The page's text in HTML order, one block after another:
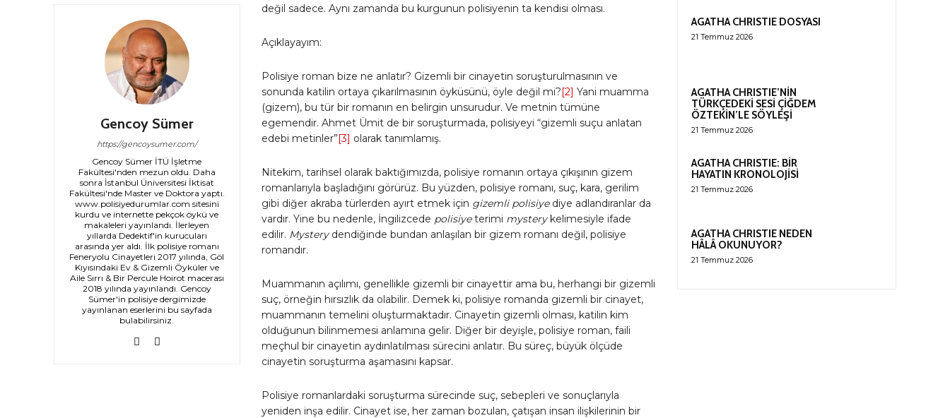
Gencoy Sümer
https://gencoysumer.com/
Gencoy Sümer İTÜ İşletme
Fakültesi'nden mezun oldu. Daha
sonra İstanbul Üniversitesi İktisat
Fakültesi'nde Master ve Doktora yaptı.
www.polisiyedurumlar.com sitesini
kurdu ve internette pekçok öykü ve
makaleleri yayınlandı. İlerleyen
yıllarda Dedektif'in kurucuları
arasında yer aldı. İlk polisiye romanı
Feneryolu Cinayetleri 2017 yılında, Göl
Kıyısındaki Ev & Gizemli Öyküler ve
Aile Sırrı & Bir Percule Hoirot macerası
2018 yılında yayınlandı. Gencoy
Sümer'in polisiye dergimizde
yayınlanan eserlerini bu sayfada
bulabilirsiniz.
değil sadece. Aynı zamanda bu kurgunun polisiyenin ta kendisi olması.
Açıklayayım:
Polisiye roman bize ne anlatır? Gizemli bir cinayetin soruşturulmasının ve
sonunda katilin ortaya çıkarılmasının öyküsünü, öyle değil mi?[2] Yani muamma
(gizem), bu tür bir romanın en belirgin unsurudur. Ve metnin tümüne
egemendir. Ahmet Ümit de bir soruşturmada, polisiyeyi “gizemli suçu anlatan
edebi metinler”[3] olarak tanımlamış.
Nitekim, tarihsel olarak baktığımızda, polisiye romanın ortaya çıkışının gizem
romanlarıyla başladığını görürüz. Bu yüzden, polisiye romanı, suç, kara, gerilim
gibi diğer akraba türlerden ayırt etmek için gizemli polisiyediye adlandıranlar da
vardır. Yine bu nedenle, İngilizcede polisiyeterimi mysterykelimesiyle ifade
edilir. Mysterydendiğinde bundan anlaşılan bir gizem romanı değil, polisiye
romandır.
Muammanın açılımı, genellikle gizemli bir cinayettir ama bu, herhangi bir gizemli
suç, örneğin hırsızlık da olabilir. Demek ki, polisiye romanda gizemli bir cinayet,
muammanın temelini oluşturmaktadır. Cinayetin gizemli olması, katilin kim
olduğunun bilinmemesi anlamına gelir. Diğer bir deyişle, polisiye roman, faili
meçhul bir cinayetin aydınlatılması sürecini anlatır. Bu süreç, büyük ölçüde
cinayetin soruşturma aşamasını kapsar.
Polisiye romanlardaki soruşturma sürecinde suç, sebepleri ve sonuçlarıyla
yeniden inşa edilir. Cinayet ise, her zaman bozulan, çatışan insan ilişkilerinin bir
AGATHA CHRISTIE DOSYASI
21 Temmuz 2026
AGATHA CHRISTIE’NİN
TÜRKÇEDEKİ SESİ ÇİĞDEM
ÖZTEKİN’LE SÖYLEŞİ
21 Temmuz 2026
AGATHA CHRISTIE: BİR
HAYATIN KRONOLOJİSİ
21 Temmuz 2026
AGATHA CHRISTIE NEDEN
HÂLÂ OKUNUYOR?
21 Temmuz 2026